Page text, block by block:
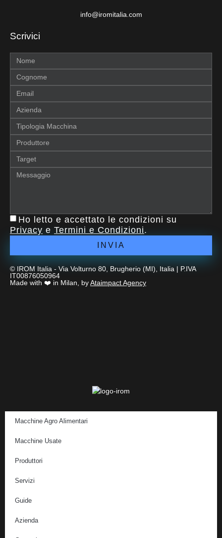
info@iromitalia.com
Scrivici
Ho letto e accettato le condizioni su
Privacy e Termini e Condizioni.
INVIA
© IROM Italia - Via Volturno 80, Brugherio (MI), Italia | P.IVA
IT00876050964
Made with ❤️ in Milan, byAtaimpact Agency
Macchine Agro Alimentari
Macchine Usate
Produttori
Servizi
Guide
Azienda